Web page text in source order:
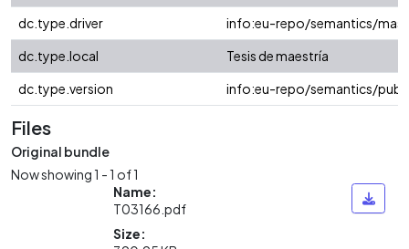
dc.type.driver
info:eu-repo/semantics/
dc.type.local
Tesis de maestría
dc.type.version
info:eu-repo/semantics/
Files
Original bundle
Now showing1 - 1 of 1
Name:
T03166.pdf
Size: